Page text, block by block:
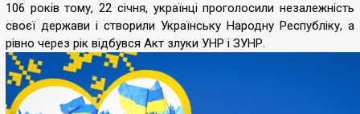
106 років тому, 22 січня, українці проголосили незалежність
своєї держави і створили Українську Народну Республіку, а
рівно через рік відбувся Акт злуки УНР і ЗУНР.